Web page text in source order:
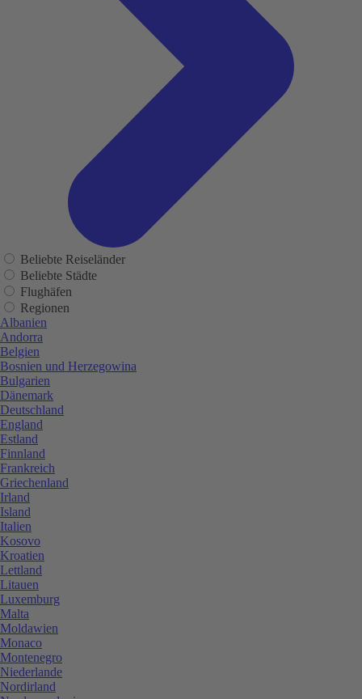
Beliebte Reiseländer
Beliebte Städte
Flughäfen
Regionen
Albanien
Andorra
Belgien
Bosnien und Herzegowina
Bulgarien
Dänemark
Deutschland
England
Estland
Finnland
Frankreich
Griechenland
Irland
Island
Italien
Kosovo
Kroatien
Lettland
Litauen
Luxemburg
Malta
Moldawien
Monaco
Montenegro
Niederlande
Nordirland